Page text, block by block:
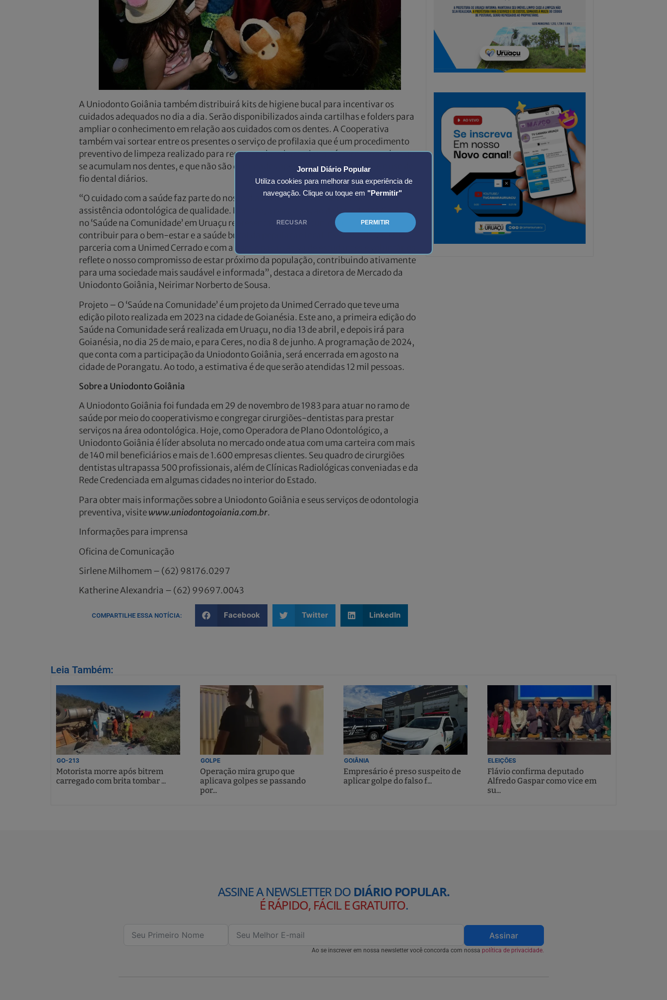
Jornal Diário Popular
Utiliza cookies para melhorar sua experiência de
navegação. Clique ou toque em "Permitir"
RECUSAR PERMITIR
A Uniodonto Goiânia também distribuirá kits de higiene bucal para incentivar os
cuidados adequados no dia a dia. Serão disponibilizados ainda cartilhas e folders para
ampliar o conhecimento em relação aos cuidados com os dentes. A Cooperativa
também vai sortear entre os presentes o serviço de profilaxia que é um procedimento
preventivo de limpeza realizado para remover placa bacteriana, tártaro e manchas que
se acumulam nos dentes, e que não são eliminados apenas com a escovação e o uso do
fio dental diários.
“O cuidado com a saúde faz parte do nosso dia a dia e temos como missão oferecer
assistência odontológica de qualidade. Por isso, a participação da Uniodonto Goiânia
no ‘Saúde na Comunidade’ em Uruaçu representa uma oportunidade ímpar de
contribuir para o bem-estar e a saúde bucal da população local. Essa iniciativa, em
parceria com a Unimed Cerrado e com a participação ativa de estudantes e voluntários,
reflete o nosso compromisso de estar próximo da população, contribuindo ativamente
para uma sociedade mais saudável e informada”, destaca a diretora de Mercado da
Uniodonto Goiânia, Neirimar Norberto de Sousa.
Projeto – O ‘Saúde na Comunidade’ é um projeto da Unimed Cerrado que teve uma
edição piloto realizada em 2023 na cidade de Goianésia. Este ano, a primeira edição do
Saúde na Comunidade será realizada em Uruaçu, no dia 13 de abril, e depois irá para
Goianésia, no dia 25 de maio, e para Ceres, no dia 8 de junho. A programação de 2024,
que conta com a participação da Uniodonto Goiânia, será encerrada em agosto na
cidade de Porangatu. Ao todo, a estimativa é de que serão atendidas 12 mil pessoas.
Sobre a Uniodonto Goiânia
A Uniodonto Goiânia foi fundada em 29 de novembro de 1983 para atuar no ramo de
saúde por meio do cooperativismo e congregar cirurgiões-dentistas para prestar
serviços na área odontológica. Hoje, como Operadora de Plano Odontológico, a
Uniodonto Goiânia é líder absoluta no mercado onde atua com uma carteira com mais
de 140 mil beneficiários e mais de 1.600 empresas clientes. Seu quadro de cirurgiões
dentistas ultrapassa 500 profissionais, além de Clínicas Radiológicas conveniadas e da
Rede Credenciada em algumas cidades no interior do Estado.
Para obter mais informações sobre a Uniodonto Goiânia e seus serviços de odontologia
preventiva, visitewww.uniodontogoiania.com.br.
Informações para imprensa
Oficina de Comunicação
Sirlene Milhomem – (62) 98176.0297
Katherine Alexandria – (62) 99697.0043
COMPARTILHE ESSA NOTÍCIA: Facebook Twitter LinkedIn
Leia Também:
GO-213
Motorista morre após bitrem
carregado com brita tombar ...
GOLPE
Operação mira grupo que
aplicava golpes se passando
por...
GOIÂNIA
Empresário é preso suspeito de
aplicar golpe do falso f...
ELEIÇÕES
Flávio confirma deputado
Alfredo Gaspar como vice em
su...
ASSINE A NEWSLETTER DO DIÁRIO POPULAR.
É RÁPIDO, FÁCIL E GRATUITO.
Assinar
Ao se inscrever em nossa newsletter você concorda com nossa política de privacidade.